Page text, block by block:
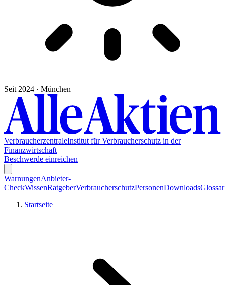
Seit 2024 · München
VerbraucherzentraleInstitut für Verbraucherschutz in der
Finanzwirtschaft
Beschwerde einreichen
WarnungenAnbieter-
CheckWissenRatgeberVerbraucherschutzPersonenDownloadsGlossar
Startseite